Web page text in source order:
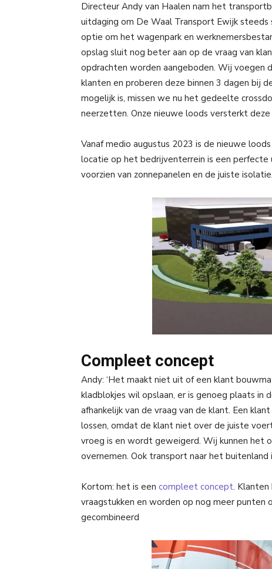
Directeur Andy van Haalen nam het
uitdaging om De Waal Transport Ewijk
optie om het wagenpark en
opslag sluit nog beter aan op de vraag van
opdrachten worden aangeboden. Wij voegen
klanten en proberen deze binnen 3 dagen bij
mogelijk is, missen we nu het gedeelte
neerzetten. Onze nieuwe loods versterkt deze
Vanaf medio augustus 2023 is de nieuwe
locatie op het bedrijventerrein is een
voorzien van zonnepanelen en de juiste
Compleet concept
Andy: ‘Het maakt niet uit of een klant
kladblokjes wil opslaan, er is genoeg plaats in
afhankelijk van de vraag van de klant. Een
lossen, omdat de klant niet over de juiste
vroeg is en wordt geweigerd. Wij kunnen het
overnemen. Ook transport naar het buitenland
Kortom: het is een compleet concept. Klanten
vraagstukken en worden op nog meer
gecombineerd